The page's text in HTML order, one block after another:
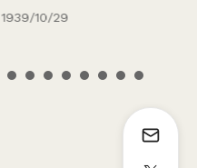
1939/10/29